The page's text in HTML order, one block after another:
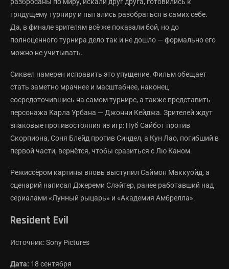
разбросаны по миру, искали друг друга, готовились к
грядущему турниру и пытались разобраться в самих себе.
Да, в финале зрителям всё же показали бой, но до
полноценного турнира дело так и не дошло — формально его
можно не учитывать.
Сиквел намерен исправить это упущение. Фильм обещает
стать заметно мрачнее и масштабнее, наконец
сосредоточившись на самом турнире, а также представить
персонажа Карла Урбана — Джонни Кейджа. Зрителей ждут
знаковые противостояния из игр: Нуб Сайбот против
Скорпиона, Соня Блейд против Синдел, а Кун Лао, погибший в
первой части, вернётся, чтобы сразиться с Лю Каном.
Режиссёром картины вновь выступил Саймон Маккуойд, а
сценарий написал Джереми Слэйтер, ранее работавший над
сериалами «Лунный рыцарь» и «Академия Амбрелла».
Resident Evil
Источник: Sony Pictures
Дата: 18 сентября